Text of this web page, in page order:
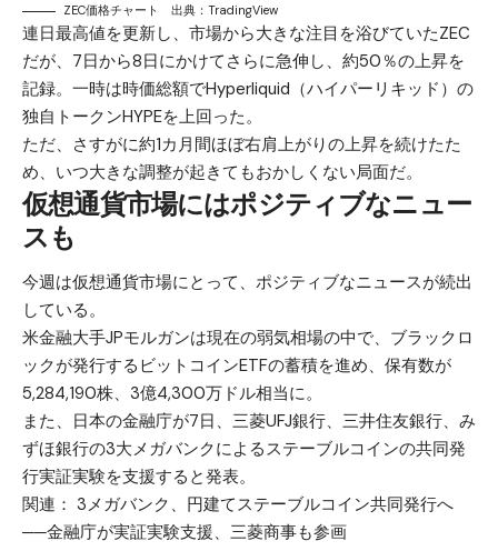
ZEC価格チャート 出典：TradingView
連日最高値を更新し、市場から大きな注目を浴びていたZEC
だが、7日から8日にかけてさらに急伸し、約50％の上昇を
記録。一時は時価総額でHyperliquid（ハイパーリキッド） の
独自トークンHYPEを上回った。
ただ、さすがに約1カ月間ほぼ右肩上がりの上昇を続けたた
め、いつ大きな調整が起きてもおかしくない局面だ。
仮想通貨市場にはポジティブなニュー
スも
今週は仮想通貨市場にとって、ポジティブなニュースが続出
している。
米金融大手JPモルガンは現在の弱気相場の中で、ブラックロ
ックが発行するビットコインETFの蓄積を進め、保有数が
5,284,190株、3億4,300万ドル相当に。
また、日本の金融庁が7日、三菱UFJ銀行、三井住友銀行、み
ずほ銀行の3大メガバンクによるステーブルコインの共同発
行実証実験を支援すると発表。
関連： 3メガバンク、円建てステーブルコイン共同発行へ
──金融庁が実証実験支援、三菱商事も参画